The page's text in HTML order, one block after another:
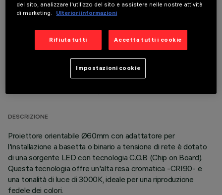
COMPONENTI OPZIONALI
DATI TECNICI
DESCRIZIONE
Proiettore orientabile Ø60mm con adattatore per
l'installazione a basetta o binario a tensione di rete è dotato
di una sorgente LED con tecnologia C.O.B (Chip on Board).
Questa tecnologia offre un'alta resa cromatica -CRI90- e
una tonalità di luce di 3000K, ideale per una riproduzione
fedele dei colori.
del sito, analizzare l'utilizzo del sito e assistere nelle nostre attività
di marketing.
Ulteriori informazioni
Rifiuta tutti Accetta tutti i cookie
Impostazioni cookie